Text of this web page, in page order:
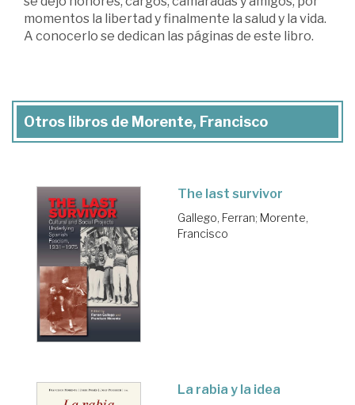
momentos la libertad y finalmente la salud y la vida.
A conocerlo se dedican las páginas de este libro.
Otros libros de Morente, Francisco
The last survivor
Gallego, Ferran; Morente,
Francisco
La rabia y la idea